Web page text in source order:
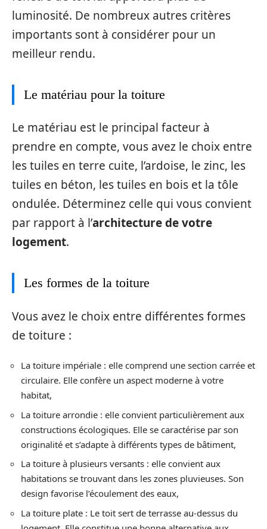
luminosité. De nombreux autres critères
importants sont à considérer pour un
meilleur rendu.
Le matériau pour la toiture
Le matériau est le principal facteur à
prendre en compte, vous avez le choix entre
les tuiles en terre cuite, l’ardoise, le zinc, les
tuiles en béton, les tuiles en bois et la tôle
ondulée. Déterminez celle qui vous convient
par rapport à l’architecture de votre
logement.
Les formes de la toiture
Vous avez le choix entre différentes formes
de toiture :
La toiture impériale : elle comprend une section carrée et
circulaire. Elle confère un aspect moderne à votre
habitat,
La toiture arrondie : elle convient particulièrement aux
constructions écologiques. Elle se caractérise par son
originalité et s’adapte à différents types de bâtiment,
La toiture à plusieurs versants : elle convient aux
habitations se trouvant dans les zones pluvieuses. Son
design favorise l’écoulement des eaux,
La toiture plate : Le toit sert de terrasse au-dessus du